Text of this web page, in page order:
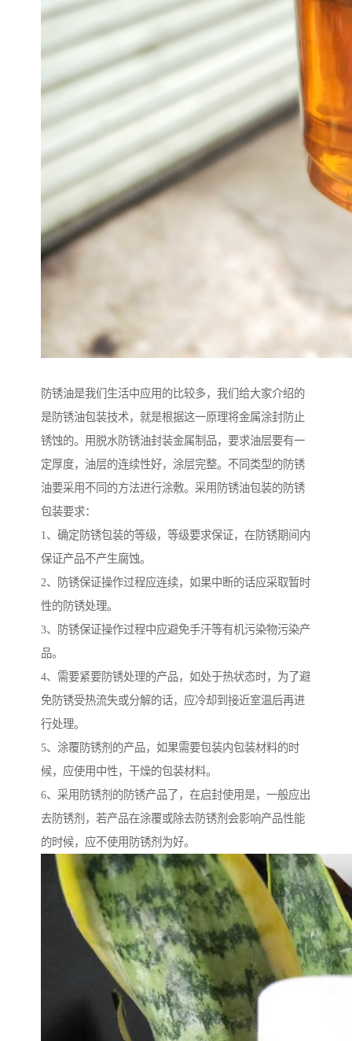
防锈油是我们生活中应用的比较多，我们给大家介绍的
是防锈油包装技术，就是根据这一原理将金属涂封防止
锈蚀的。用脱水防锈油封装金属制品，要求油层要有一
定厚度，油层的连续性好，涂层完整。不同类型的防锈
油要采用不同的方法进行涂敷。采用防锈油包装的防锈
包装要求：
1、确定防锈包装的等级，等级要求保证，在防锈期间内
保证产品不产生腐蚀。
2、防锈保证操作过程应连续，如果中断的话应采取暂时
性的防锈处理。
3、防锈保证操作过程中应避免手汗等有机污染物污染产
品。
4、需要紧要防锈处理的产品，如处于热状态时，为了避
免防锈受热流失或分解的话，应冷却到接近室温后再进
行处理。
5、涂覆防锈剂的产品，如果需要包装内包装材料的时
候，应使用中性，干燥的包装材料。
6、采用防锈剂的防锈产品了，在启封使用是，一般应出
去防锈剂，若产品在涂覆或除去防锈剂会影响产品性能
的时候，应不使用防锈剂为好。